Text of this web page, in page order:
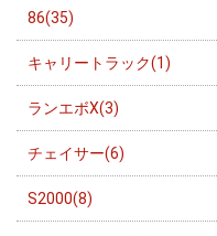
86(35)
キャリートラック(1)
ランエボX(3)
チェイサー(6)
S2000(8)